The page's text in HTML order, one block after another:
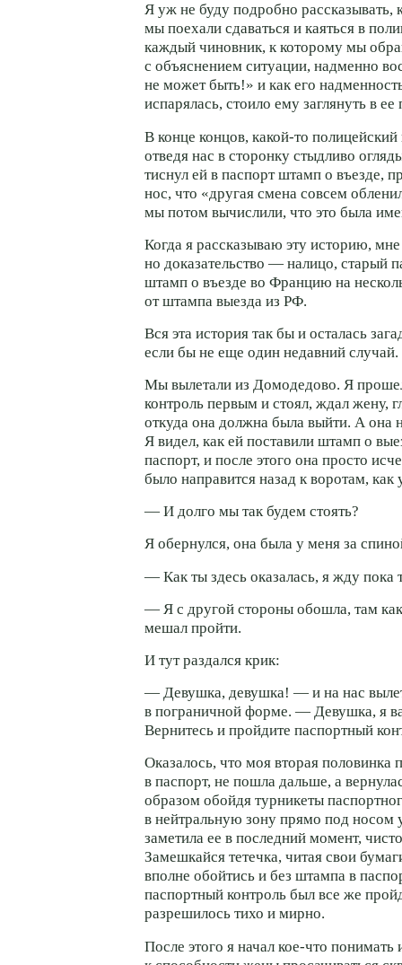
Я уж не буду подробно рассказывать,
мы поехали сдаваться и каяться в
каждый чиновник, к которому мы
с объяснением ситуации, надменно
не может быть!» и как его
испарялась, стоило ему заглянуть в ее
В конце концов, какой-то полицейский
отведя нас в сторонку стыдливо
тиснул ей в паспорт штамп о въезде,
нос, что «другая смена совсем
мы потом вычислили, что это была
Когда я рассказываю эту историю, мне
но доказательство — налицо, старый
штамп о въезде во Францию на
от штампа выезда из РФ.
Вся эта история так бы и осталась
если бы не еще один недавний случай.
Мы вылетали из Домодедово. Я
контроль первым и стоял, ждал жену,
откуда она должна была выйти. А она
Я видел, как ей поставили штамп о
паспорт, и после этого она просто
было направится назад к воротам,
— И долго мы так будем стоять?
Я обернулся, она была у меня за
— Как ты здесь оказалась, я жду
— Я с другой стороны обошла, там
мешал пройти.
И тут раздался крик:
— Девушка, девушка! — и на нас
в пограничной форме. — Девушка, я
Вернитесь и пройдите паспортный
Оказалось, что моя вторая половинка
в паспорт, не пошла дальше, а
образом обойдя турникеты
в нейтральную зону прямо под носом
заметила ее в последний момент,
Замешкайся тетечка, читая свои
вполне обойтись и без штампа в
паспортный контроль был все же
разрешилось тихо и мирно.
После этого я начал кое-что понимать